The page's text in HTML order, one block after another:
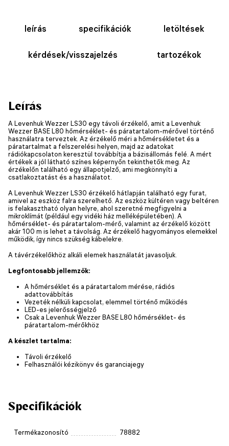
leírás specifikációk letöltések
kérdések/visszajelzés tartozékok
Leírás
A Levenhuk Wezzer LS30 egy távoli érzékelő, amit a Levenhuk
Wezzer BASE L80 hőmérséklet- és páratartalom-mérővel történő
használatra terveztek. Az érzékelő méri a hőmérsékletet és a
páratartalmat a felszerelési helyen, majd az adatokat
rádiókapcsolaton keresztül továbbítja a bázisállomás felé. A mért
értékek a jól látható színes képernyőn tekinthetők meg. Az
érzékelőn található egy állapotjelző, ami megkönnyíti a
csatlakoztatást és a használatot.
A Levenhuk Wezzer LS30 érzékelő hátlapján található egy furat,
amivel az eszköz falra szerelhető. Az eszköz kültéren vagy beltéren
is felakasztható olyan helyre, ahol szeretné megfigyelni a
mikroklímát (például egy vidéki ház melléképületében). A
hőmérséklet- és páratartalom-mérő, valamint az érzékelő között
akár 100 m is lehet a távolság. Az érzékelő hagyományos elemekkel
működik, így nincs szükség kábelekre.
A távérzékelőkhöz alkáli elemek használatát javasoljuk.
Legfontosabb jellemzők:
A hőmérséklet és a páratartalom mérése, rádiós
adattovábbítás
Vezeték nélküli kapcsolat, elemmel történő működés
LED-es jelerősségjelző
Csak a Levenhuk Wezzer BASE L80 hőmérséklet- és
páratartalom-mérőkhöz
A készlet tartalma:
Távoli érzékelő
Felhasználói kézikönyv és garanciajegy
Specifikációk
Termékazonosító 78882